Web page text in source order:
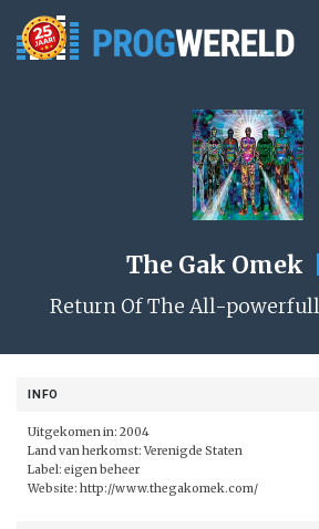
The Gak Omek
Return Of The All-
INFO
Uitgekomen in: 2004
Land van herkomst: Verenigde Staten
Label: eigen beheer
Website: http://www.thegakomek.com/